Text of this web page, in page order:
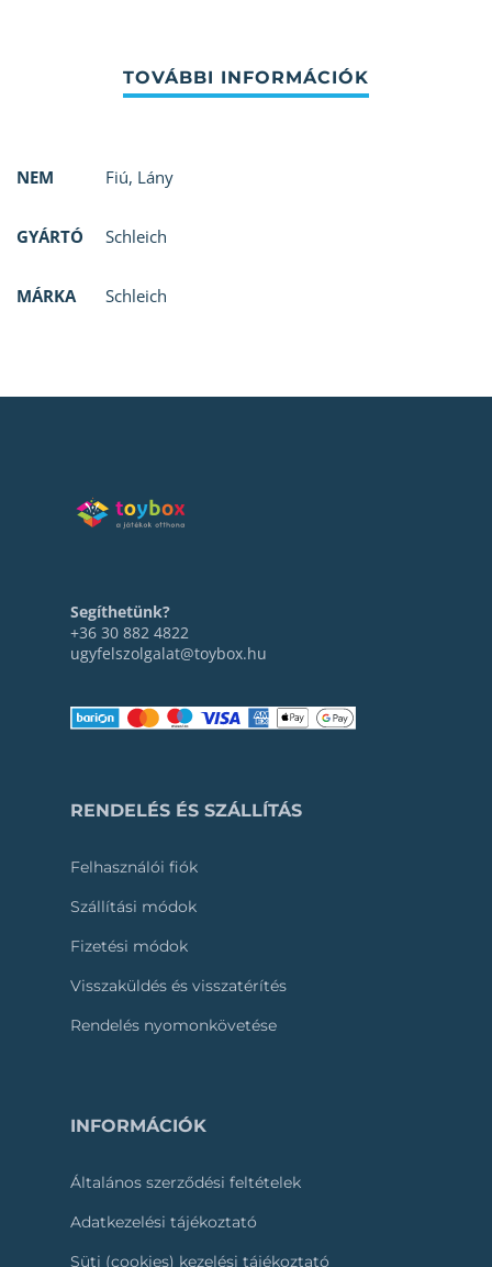
NEM Fiú, Lány
GYÁRTÓ Schleich
MÁRKA Schleich
Segíthetünk?
+36 30 882 4822
ugyfelszolgalat@toybox.hu
RENDELÉS ÉS SZÁLLÍTÁS
Felhasználói fiók
Szállítási módok
Fizetési módok
Visszaküldés és visszatérítés
Rendelés nyomonkövetése
INFORMÁCIÓK
Általános szerződési feltételek
Adatkezelési tájékoztató
Süti (cookies) kezelési tájékoztató